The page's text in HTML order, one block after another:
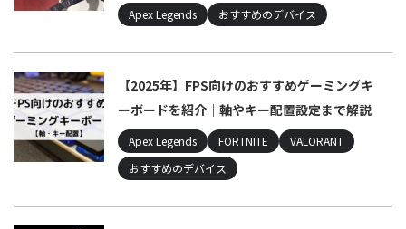
Apex Legends おすすめのデバイス
【2025年】FPS向けのおすすめゲーミングキ
ーボードを紹介｜軸やキー配置設定まで解説
Apex Legends FORTNITE
VALORANT
おすすめのデバイス